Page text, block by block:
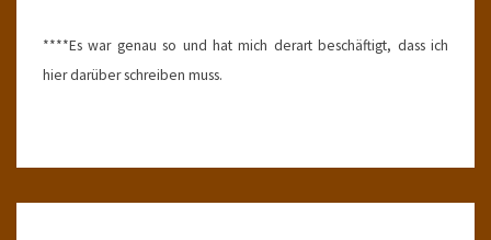
****Es war genau so und hat mich derart beschäftigt, dass ich
hier darüber schreiben muss.